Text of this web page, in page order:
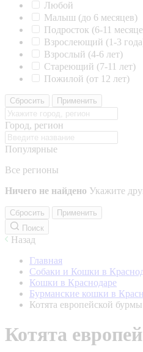
Любой
Малыш (до 6 месяцев)
Подросток (6-11
Взрослеющий (1-3
Взрослый (4-6 лет)
Стареющий (7-11 лет)
Пожилой (от 12 лет)
Сбросить Применить
Город, регион
Популярные
Все регионы
Ничего не найдено Укажите
Сбросить
Применить
Поиск
Назад
Главная
Собаки и Кошки в
Кошки в Краснодаре
Бурманские кошки в
Котята европейской бурмы
Котята